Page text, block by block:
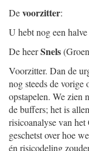
Devoorzitter:
U hebt nog een
De heerSnels
Voorzitter. Dan de
nog steeds de
opstapelen. We zien
de buffers; het is
risicoanalyse van
geschetst over hoe
én risicodeling